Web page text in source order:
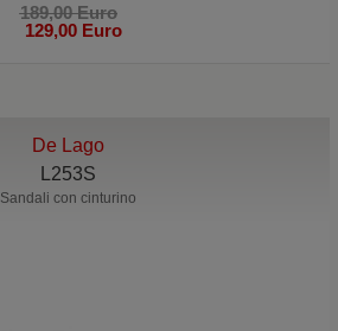
189,00 Euro
129,00 Euro
De Lago
L253S
Sandali con cinturino